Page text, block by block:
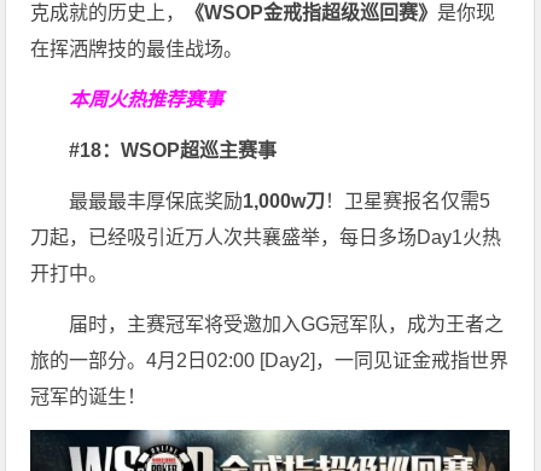
克成就的历史上，
《WSOP金戒指超级巡回赛》 是你现
在挥洒牌技的最佳战场。
本周火热推荐赛事
#18：WSOP超巡主赛事
最最最丰厚保底奖励1,000w刀！卫星赛报名仅需5
刀起，已经吸引近万人次共襄盛举，每日多场Day1火热
开打中。
届时，主赛冠军将受邀加入GG冠军队，成为王者之
旅的一部分。4月2日02:00 [Day2]，一同见证金戒指世界
冠军的诞生！